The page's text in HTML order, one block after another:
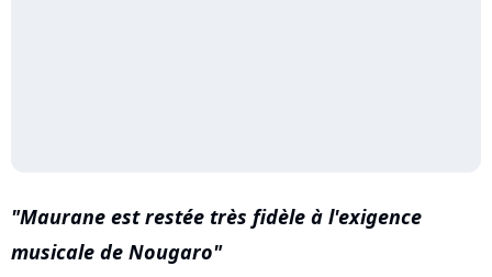
Maurane est restée très fidèle à l'exigence
musicale de Nougaro